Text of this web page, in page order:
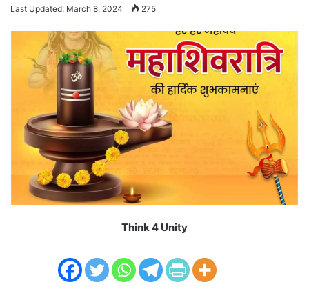
d
a
n
e
Last Updated: March 8, 2024 275
Think 4 Unity